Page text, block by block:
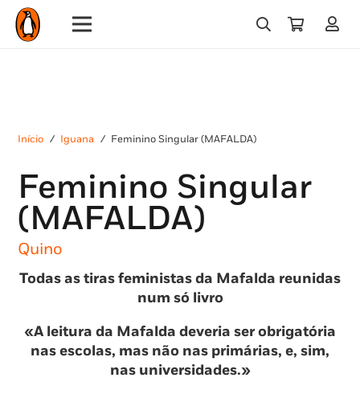
Início / Iguana / Feminino Singular (MAFALDA)
Feminino Singular
(MAFALDA)
Quino
Todas as tiras feministas da Mafalda reunidas
num só livro
«A leitura da Mafalda deveria ser obrigatória
nas escolas, mas não nas primárias, e, sim,
nas universidades.»